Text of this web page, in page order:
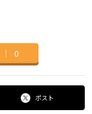
｜ 0
ポスト